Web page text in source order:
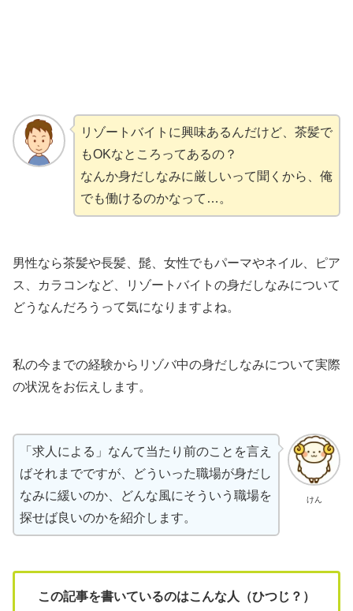
リゾートバイトに興味あるんだけど、茶髪で
もOKなところってあるの？
なんか身だしなみに厳しいって聞くから、俺
でも働けるのかなって…。
男性なら茶髪や長髪、髭、女性でもパーマやネイル、ピア
ス、カラコンなど、リゾートバイトの身だしなみについて
どうなんだろうって気になりますよね。
私の今までの経験からリゾバ中の身だしなみについて実際
の状況をお伝えします。
けん
「求人による」なんて当たり前のことを言え
ばそれまでですが、どういった職場が身だし
なみに緩いのか、どんな風にそういう職場を
探せば良いのかを紹介します。
この記事を書いているのはこんな人（ひつじ？）